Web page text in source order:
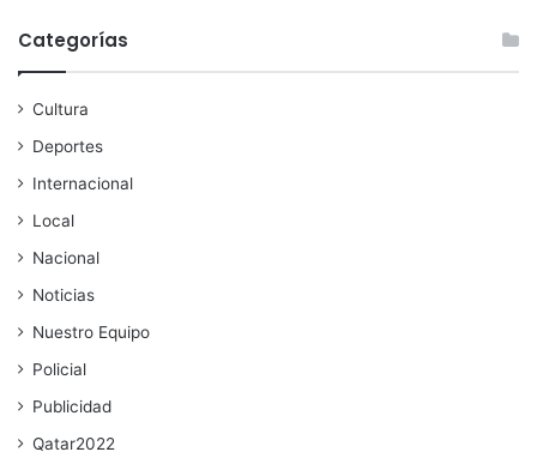
Categorías
Cultura
Deportes
Internacional
Local
Nacional
Noticias
Nuestro Equipo
Policial
Publicidad
Qatar2022